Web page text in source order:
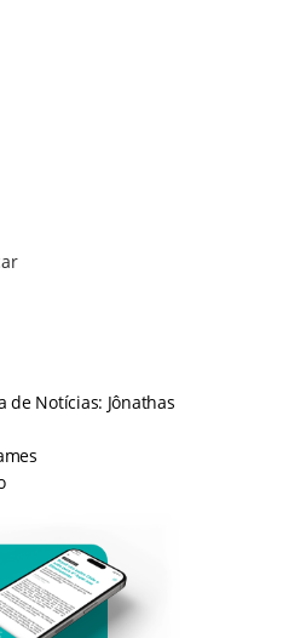
de Notícias: Jônathas